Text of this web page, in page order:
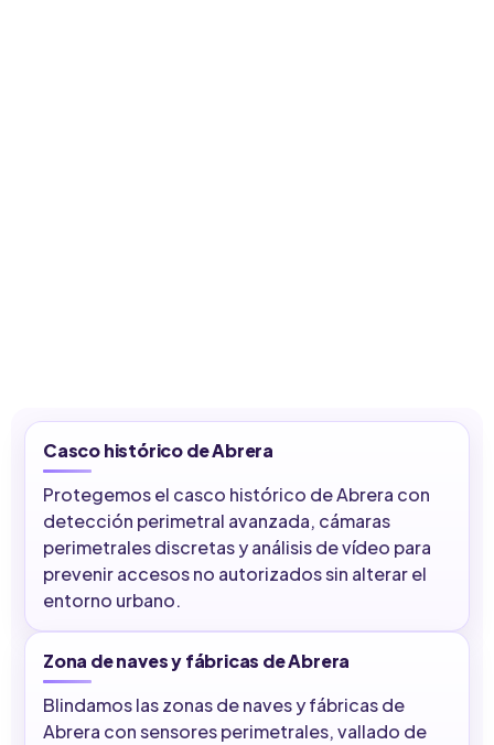
Casco histórico de Abrera
Protegemos el casco histórico de Abrera con
detección perimetral avanzada, cámaras
perimetrales discretas y análisis de vídeo para
prevenir accesos no autorizados sin alterar el
entorno urbano.
Zona de naves y fábricas de Abrera
Blindamos las zonas de naves y fábricas de
Abrera con sensores perimetrales, vallado de